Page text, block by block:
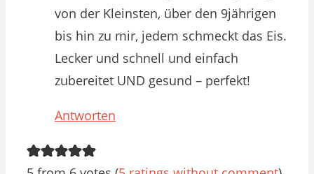
von der Kleinsten, über den 9jährigen
bis hin zu mir, jedem schmeckt das Eis.
Lecker und schnell und einfach
zubereitet UND gesund – perfekt!
Antworten